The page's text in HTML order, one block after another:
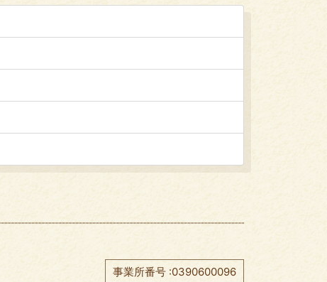
事業所番号 :0390600096